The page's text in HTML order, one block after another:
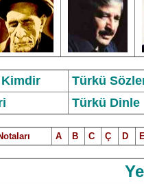
Kimdir Türkü
Türkü Dinle
ı A B C Ç D